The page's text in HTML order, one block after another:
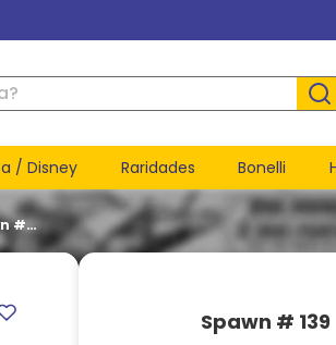
/ Disney Raridades Bonelli
#
Spawn # 139